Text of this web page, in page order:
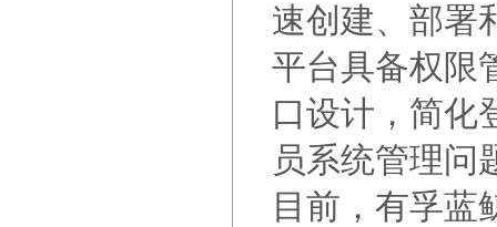
速创建、部署
平台具备权限
口设计，简化
员系统管理问
目前，有孚蓝